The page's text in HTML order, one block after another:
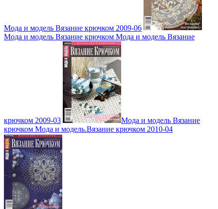
Мода и модель Вязание крючком 2009-06
Мода и модель Вязание крючком Мода и модель Вязание
крючком 2009-03
Мода и модель Вязание
крючком Мода и модель.Вязание крючком 2010-04